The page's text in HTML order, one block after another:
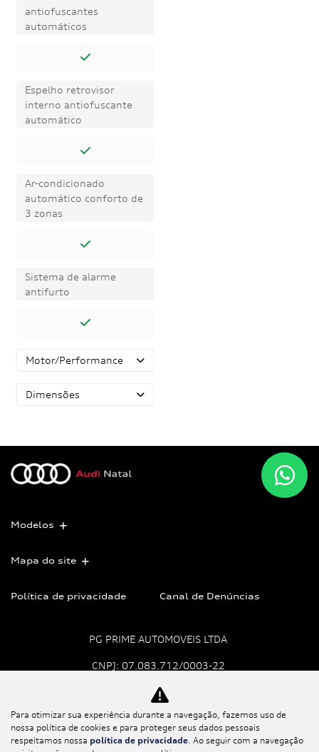
antiofuscantes
automáticos
Espelho retrovisor
interno antiofuscante
automático
Ar-condicionado
automático conforto de
3 zonas
Sistema de alarme
antifurto
Motor/Performance
Dimensões
Modelos
Mapa do site
Política de privacidade Canal de Denúncias
PG PRIME AUTOMOVEIS LTDA
CNPJ: 07.083.712/0003-22
No trânsito, enxergar o
outro salva vidas.
Para otimizar sua experiência durante a navegação, fazemos uso de
nossa política de cookies e para proteger seus dados pessoais
respeitamos nossa política de privacidade. Ao seguir com a navegação